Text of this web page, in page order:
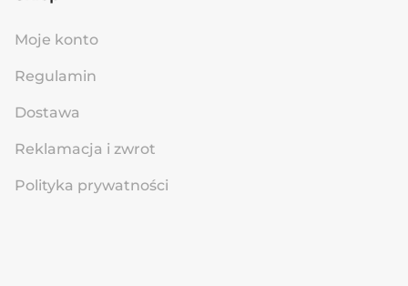
Moje konto
Regulamin
Dostawa
Reklamacja i zwrot
Polityka prywatności